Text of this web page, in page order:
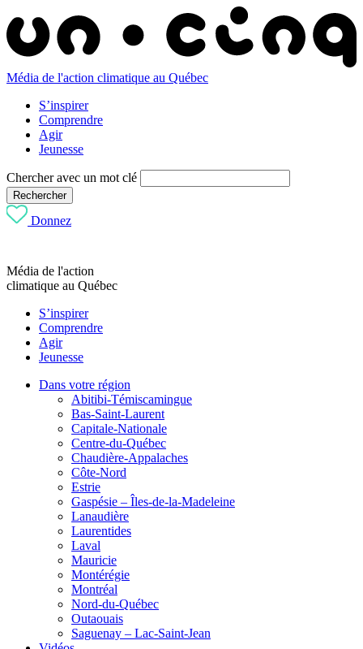
Média de l'action climatique au Québec
S’inspirer
Comprendre
Agir
Jeunesse
Chercher avec un mot clé
Rechercher
Donnez
Média de l'action
climatique au Québec
S’inspirer
Comprendre
Agir
Jeunesse
Dans votre région
Abitibi-Témiscamingue
Bas-Saint-Laurent
Capitale-Nationale
Centre-du-Québec
Chaudière-Appalaches
Côte-Nord
Estrie
Gaspésie – Îles-de-la-Madeleine
Lanaudière
Laurentides
Laval
Mauricie
Montérégie
Montréal
Nord-du-Québec
Outaouais
Saguenay – Lac-Saint-Jean